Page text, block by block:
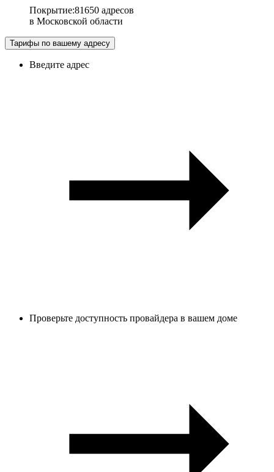
Покрытие:81650 адресов
в Московской области
Тарифы по вашему адресу
Введите адрес
Проверьте доступность провайдера в вашем доме